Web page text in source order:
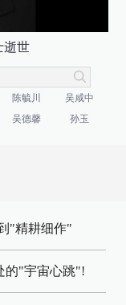
逝世
陈毓川
吴咸中
吴德馨 孙玉
"精耕细作"
的"宇宙心跳"!